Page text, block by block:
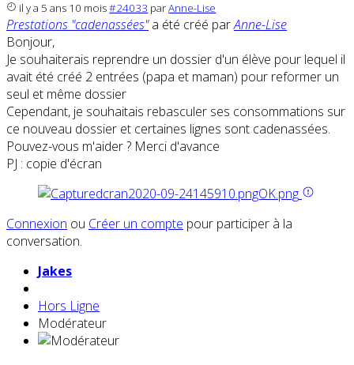
il y a 5 ans 10 mois#24033 parAnne-Lise
Prestations "cadenassées"a été créé parAnne-Lise
Bonjour,
Je souhaiterais reprendre un dossier d'un élève pour lequel il
avait été créé 2 entrées (papa et maman) pour reformer un
seul et même dossier
Cependant, je souhaitais rebasculer ses consommations sur
ce nouveau dossier et certaines lignes sont cadenassées.
Pouvez-vous m'aider ? Merci d'avance
PJ : copie d'écran
Connexion ou Créer un compte pour participer à la
conversation.
Jakes
Hors Ligne
Modérateur